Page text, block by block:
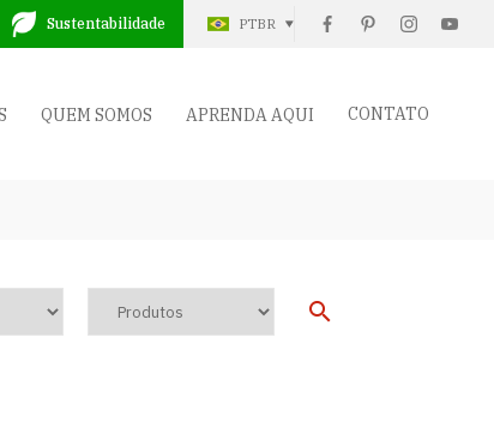
Sustentabilidade PTBR
QUEM SOMOS APRENDA AQUI CONTATO